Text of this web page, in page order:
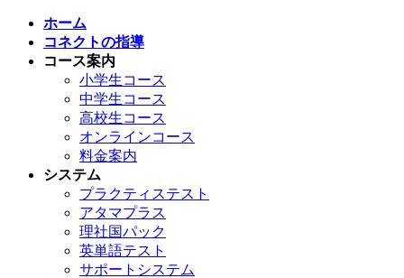
ホーム
コネクトの指導
コース案内
小学生コース
中学生コース
高校生コース
オンラインコース
料金案内
システム
プラクティステスト
アタマプラス
理社国パック
英単語テスト
サポートシステム